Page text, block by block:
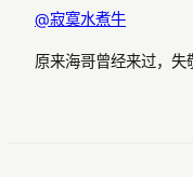
@寂寞水煮牛
原来海哥曾经来过，失